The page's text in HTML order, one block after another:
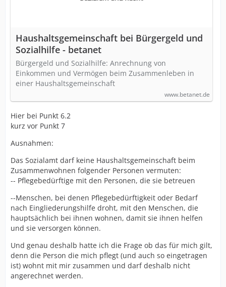
Haushaltsgemeinschaft bei Bürgergeld und
Sozialhilfe - betanet
Bürgergeld und Sozialhilfe: Anrechnung von
Einkommen und Vermögen beim Zusammenleben in
einer Haushaltsgemeinschaft
www.betanet.de
Hier bei Punkt 6.2
kurz vor Punkt 7
Ausnahmen:
Das Sozialamt darf keine Haushaltsgemeinschaft beim
Zusammenwohnen folgender Personen vermuten:
-- Pflegebedürftige mit den Personen, die sie betreuen
--Menschen, bei denen Pflegebedürftigkeit oder Bedarf
nach Eingliederungshilfe droht, mit den Menschen, die
hauptsächlich bei ihnen wohnen, damit sie ihnen helfen
und sie versorgen können.
Und genau deshalb hatte ich die Frage ob das für mich gilt,
denn die Person die mich pflegt (und auch so eingetragen
ist) wohnt mit mir zusammen und darf deshalb nicht
angerechnet werden.